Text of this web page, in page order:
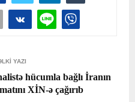
YAZI
hücumla bağlı İranın
XİN-ə çağırıb